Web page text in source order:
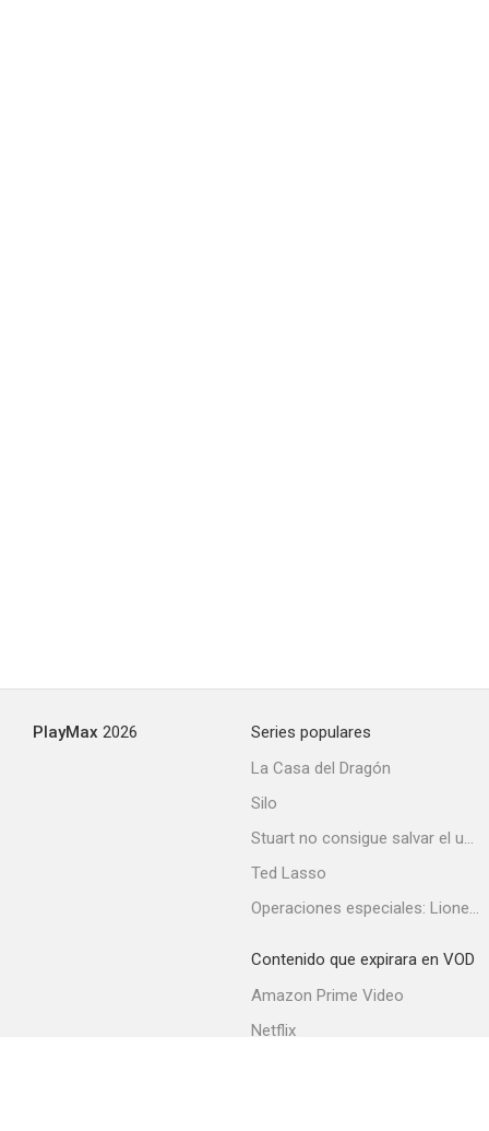
PlayMax 2026
Series populares
La Casa del Dragón
Silo
Stuart no consigue salvar el universo
Ted Lasso
Operaciones especiales: Lioness
Contenido que expirara en VOD
Amazon Prime Video
Netflix